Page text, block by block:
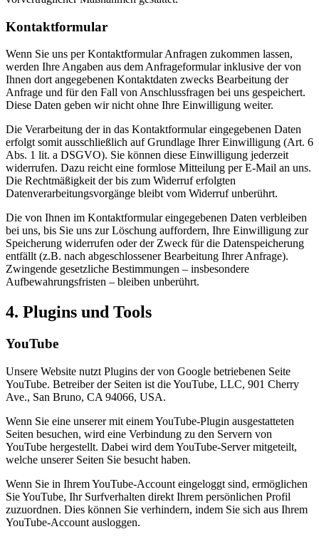
Kontaktformular
Wenn Sie uns per Kontaktformular Anfragen zukommen lassen,
werden Ihre Angaben aus dem Anfrageformular inklusive der von
Ihnen dort angegebenen Kontaktdaten zwecks Bearbeitung der
Anfrage und für den Fall von Anschlussfragen bei uns gespeichert.
Diese Daten geben wir nicht ohne Ihre Einwilligung weiter.
Die Verarbeitung der in das Kontaktformular eingegebenen Daten
erfolgt somit ausschließlich auf Grundlage Ihrer Einwilligung (Art. 6
Abs. 1 lit. a DSGVO). Sie können diese Einwilligung jederzeit
widerrufen. Dazu reicht eine formlose Mitteilung per E-Mail an uns.
Die Rechtmäßigkeit der bis zum Widerruf erfolgten
Datenverarbeitungsvorgänge bleibt vom Widerruf unberührt.
Die von Ihnen im Kontaktformular eingegebenen Daten verbleiben
bei uns, bis Sie uns zur Löschung auffordern, Ihre Einwilligung zur
Speicherung widerrufen oder der Zweck für die Datenspeicherung
entfällt (z.B. nach abgeschlossener Bearbeitung Ihrer Anfrage).
Zwingende gesetzliche Bestimmungen – insbesondere
Aufbewahrungsfristen – bleiben unberührt.
4. Plugins und Tools
YouTube
Unsere Website nutzt Plugins der von Google betriebenen Seite
YouTube. Betreiber der Seiten ist die YouTube, LLC, 901 Cherry
Ave., San Bruno, CA 94066, USA.
Wenn Sie eine unserer mit einem YouTube-Plugin ausgestatteten
Seiten besuchen, wird eine Verbindung zu den Servern von
YouTube hergestellt. Dabei wird dem YouTube-Server mitgeteilt,
welche unserer Seiten Sie besucht haben.
Wenn Sie in Ihrem YouTube-Account eingeloggt sind, ermöglichen
Sie YouTube, Ihr Surfverhalten direkt Ihrem persönlichen Profil
zuzuordnen. Dies können Sie verhindern, indem Sie sich aus Ihrem
YouTube-Account ausloggen.